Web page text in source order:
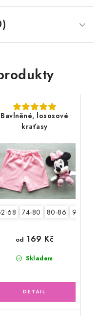
104-110
Bavlněné, lososové
kraťasy
68 74-80 80-86 92-98
Skladem
od 169 Kč